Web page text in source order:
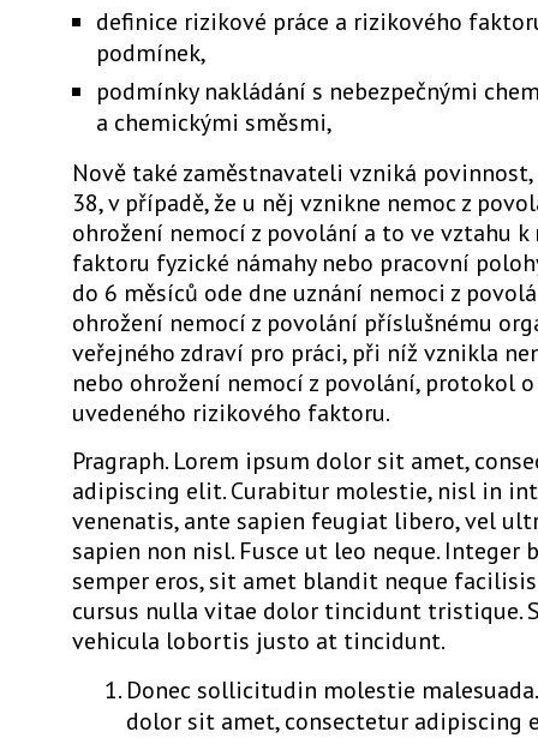
definice rizikové práce a rizikového
podmínek,
podmínky nakládání s nebezpečnými
a chemickými směsmi,
Nově také zaměstnavateli vzniká povinnost,
38, v případě, že u něj vznikne nemoc z
ohrožení nemocí z povolání a to ve vztahu
faktoru fyzické námahy nebo pracovní
do 6 měsíců ode dne uznání nemoci z
ohrožení nemocí z povolání příslušnému
veřejného zdraví pro práci, při níž vznikla
nebo ohrožení nemocí z povolání, protokol
uvedeného rizikového faktoru.
Pragraph. Lorem ipsum dolor sit amet,
adipiscing elit. Curabitur molestie, nisl in
venenatis, ante sapien feugiat libero, vel
sapien non nisl. Fusce ut leo neque. Integer
semper eros, sit amet blandit neque facilisis
cursus nulla vitae dolor tincidunt tristique.
vehicula lobortis justo at tincidunt.
Donec sollicitudin molestie
dolor sit amet, consectetur adipiscing